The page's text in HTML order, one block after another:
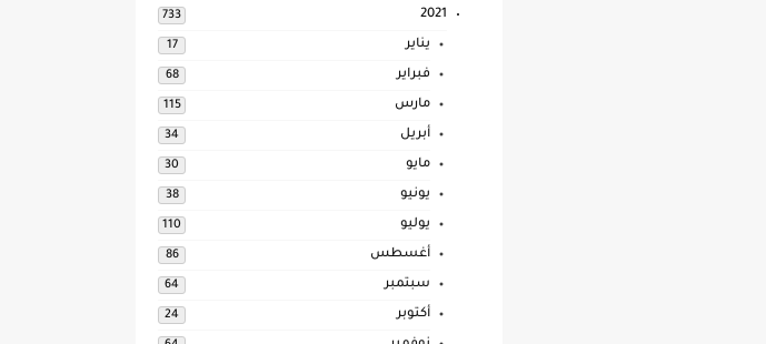
2021
733
يناير 17
فبراير 68
مارس 115
أبريل 34
مايو 30
يونيو 38
يوليو 110
أغسطس 86
سبتمبر 64
أكتوبر 24